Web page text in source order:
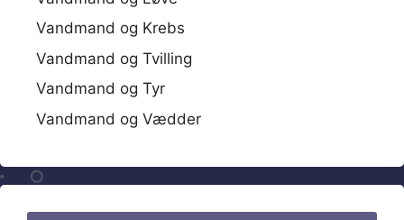
Vandmand og Krebs
Vandmand og Tvilling
Vandmand og Tyr
Vandmand og Vædder